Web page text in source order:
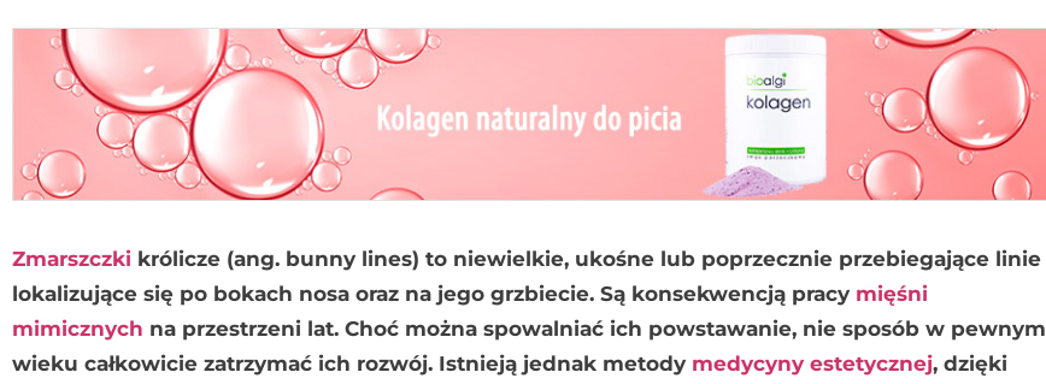
Zmarszczki królicze (ang. bunny lines) to niewielkie, ukośne lub poprzecznie przebiegające linie
lokalizujące się po bokach nosa oraz na jego grzbiecie. Są konsekwencją pracy mięśni
mimicznych na przestrzeni lat. Choć można spowalniać ich powstawanie, nie sposób w pewnym
wieku całkowicie zatrzymać ich rozwój. Istnieją jednak metody medycyny estetycznej, dzięki